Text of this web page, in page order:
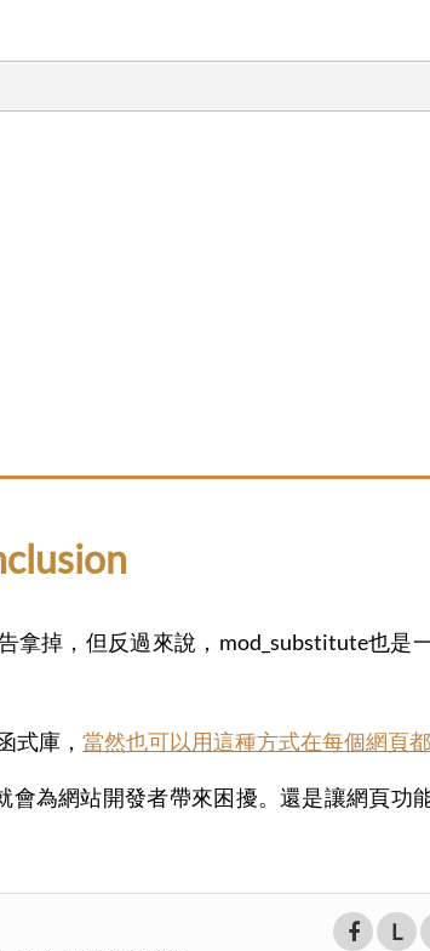
拿掉，但反過來說，mod_substitute也是
式庫， 當然也可以用這種方式在每個網頁
為網站開發者帶來困擾。還是讓網頁功
L